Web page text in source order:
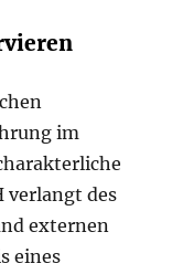
im
verlangt des
externen
eines